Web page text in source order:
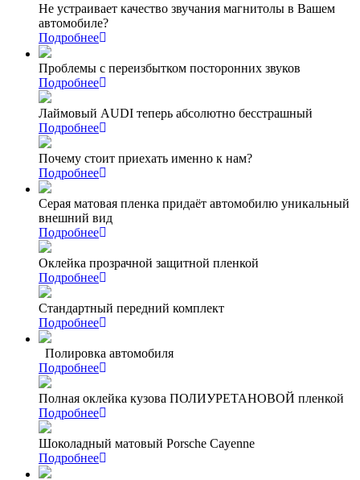
Не устраивает качество звучания магнитолы в Вашем
автомобиле?
Подробнее
Проблемы с переизбытком посторонних звуков
Подробнее
Лаймовый AUDI теперь абсолютно бесстрашный
Подробнее
Почему стоит приехать именно к нам?
Подробнее
Серая матовая пленка придаёт автомобилю уникальный
внешний вид
Подробнее
Оклейка прозрачной защитной пленкой
Подробнее
Стандартный передний комплект
Подробнее
Полировка автомобиля
Подробнее
Полная оклейка кузова ПОЛИУРЕТАНОВОЙ пленкой
Подробнее
Шоколадный матовый Porsche Cayenne
Подробнее